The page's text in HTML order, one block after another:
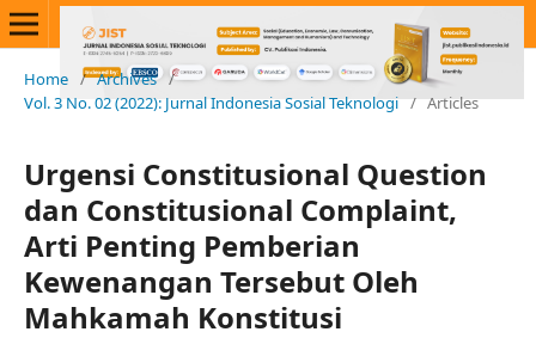
Home / Archives /
Vol. 3 No. 02 (2022): Jurnal Indonesia Sosial Teknologi / Articles
Urgensi Constitusional Question
dan Constitusional Complaint,
Arti Penting Pemberian
Kewenangan Tersebut Oleh
Mahkamah Konstitusi